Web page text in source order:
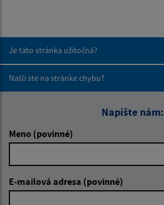
Je táto stránka užitočná?
Našli ste na stránke chybu?
Napíšte nám:
Meno (povinné)
E-mailová adresa (povinné)